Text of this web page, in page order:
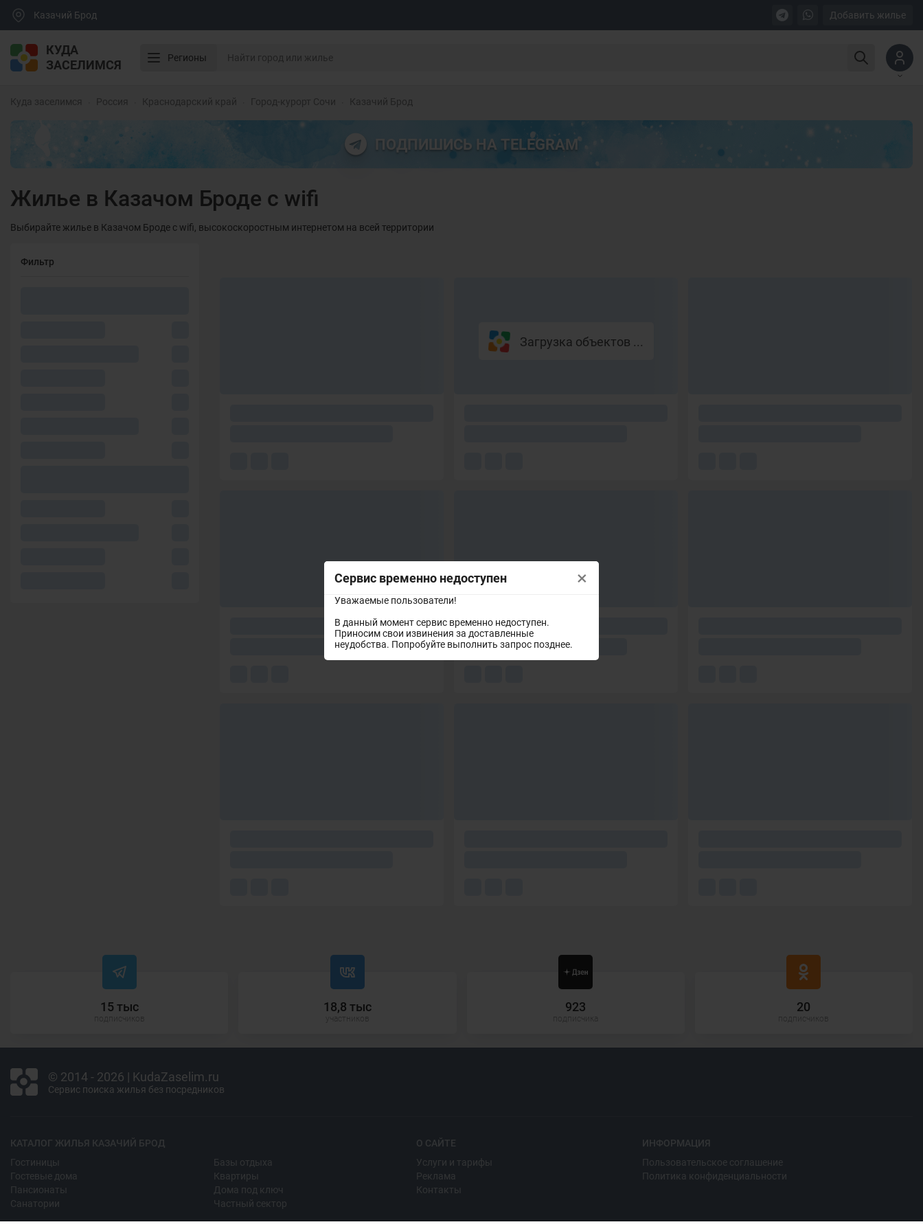
Сервис временно недоступен
Уважаемые пользователи!
В данный момент сервис временно недоступен.
Приносим свои извинения за доставленные
неудобства. Попробуйте выполнить запрос позднее.
×
Казачий Брод Добавить жилье
КУДА
ЗАСЕЛИМСЯ
Регионы
Куда заселимся Россия Краснодарский край Город-курорт Сочи Казачий Брод
ПОДПИШИСЬ НА TELEGRAM
Жилье в Казачом Броде с wifi
Выбирайте жилье в Казачом Броде с wifi, высокоскоростным интернетом на всей территории
Фильтр
Загрузка объектов ...
15 тыс 18,8 тыс 923 20
© 2014 - 2026 | KudaZaselim.ru
Сервис поиска жилья без посредников
КАТАЛОГ ЖИЛЬЯ КАЗАЧИЙ БРОД
Гостиницы
Гостевые дома
Пансионаты
Санатории
Базы отдыха
Квартиры
Дома под ключ
Частный сектор
О САЙТЕ
Услуги и тарифы
Реклама
Контакты
ИНФОРМАЦИЯ
Пользовательское соглашение
Политика конфиденциальности